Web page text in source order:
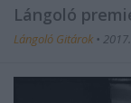
Lángoló
Lángoló Gitárok •